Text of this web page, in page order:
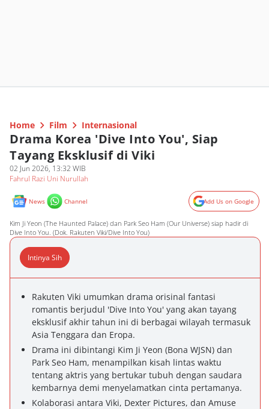
Home Film Internasional
Drama Korea 'Dive Into You', Siap
Tayang Eksklusif di Viki
02 Jun 2026, 13:32 WIB
Fahrul Razi Uni Nurullah
News Channel Add Us on Google
Kim Ji Yeon (The Haunted Palace) dan Park Seo Ham (Our Universe) siap hadir di
Dive Into You. (Dok. Rakuten Viki/Dive Into You)
Intinya Sih
Rakuten Viki umumkan drama orisinal fantasi
romantis berjudul 'Dive Into You' yang akan tayang
eksklusif akhir tahun ini di berbagai wilayah termasuk
Asia Tenggara dan Eropa.
Drama ini dibintangi Kim Ji Yeon (Bona WJSN) dan
Park Seo Ham, menampilkan kisah lintas waktu
tentang aktris yang bertukar tubuh dengan saudara
kembarnya demi menyelamatkan cinta pertamanya.
Kolaborasi antara Viki, Dexter Pictures, dan Amuse